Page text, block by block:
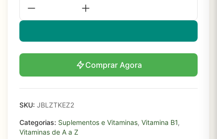
Comprar Agora
SKU: JBLZTKEZ2
Categorias: Suplementos e Vitaminas, Vitamina B1,
Vitaminas de A a Z